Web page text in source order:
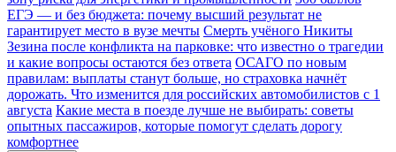
ЕГЭ — и без бюджета: почему высший результат не
гарантирует место в вузе мечты Смерть учёного Никиты
Зезина после конфликта на парковке: что известно о трагедии
и какие вопросы остаются без ответа ОСАГО по новым
правилам: выплаты станут больше, но страховка начнёт
дорожать. Что изменится для российских автомобилистов с 1
августа Какие места в поезде лучше не выбирать: советы
опытных пассажиров, которые помогут сделать дорогу
комфортнее